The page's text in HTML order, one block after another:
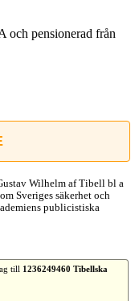
och pensionerad från
Wilhelm af Tibell bl a
Sveriges säkerhet och
publicistiska
till 1236249460 Tibellska